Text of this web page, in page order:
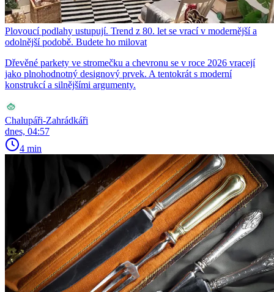
Plovoucí podlahy ustupují. Trend z 80. let se vrací v modernější a
odolnější podobě. Budete ho milovat
Dřevěné parkety ve stromečku a chevronu se v roce 2026 vracejí
jako plnohodnotný designový prvek. A tentokrát s moderní
konstrukcí a silnějšími argumenty.
Chalupáři-Zahrádkáři
dnes, 04:57
4 min